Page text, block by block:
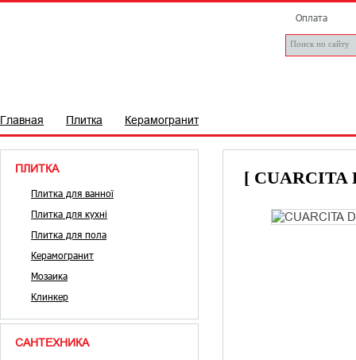
Оплата
Главная Плитка Керамогранит
ПЛИТКА
Плитка для ванної
Плитка для кухні
Плитка для пола
Керамогранит
Мозаика
Клинкер
САНТЕХНИКА
[ CUARCITA